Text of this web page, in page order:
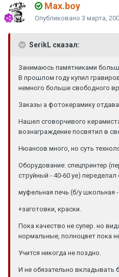
Max.boy
Опубликовано 3 марта,
SerikL сказал:
Занимаюсь памятниками
В прошлом году купил
немного больше свободного
Заказы а фотокерамику
Нашел сговорчивого
вознаграждение посвятил в
Нюансов много, но суть
Оборудование: спецпринтер
струйный - 40-60 уе) переделал
муфельная печь (б/у школьная -
+заготовки, краски.
Пока качество не супер. но
нормальные, полноцвет пока
Учится никогда не поздно.
И не обязательно вкладывать